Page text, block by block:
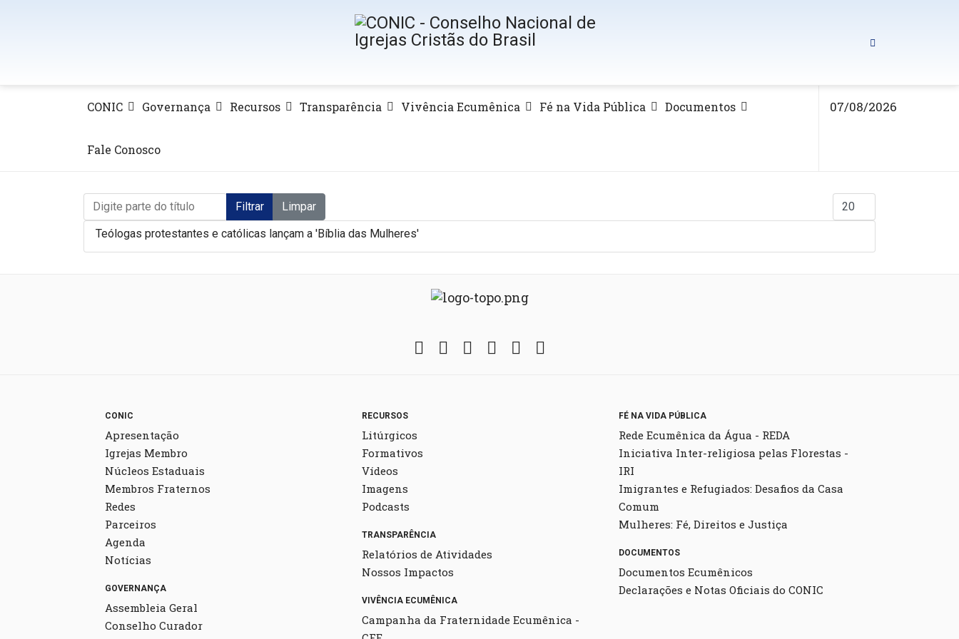
CONIC Governança Recursos Transparência Vivência Ecumênica Fé na Vida Pública Documentos
Fale Conosco
07/08/2026
Filtrar Limpar
Teólogas protestantes e católicas lançam a 'Bíblia das Mulheres'
Facebook
TwitterInstagramYouTube
Fickr
CONIC
Apresentação
Igrejas Membro
Núcleos Estaduais
Membros Fraternos
Redes
Parceiros
Agenda
Notícias
GOVERNANÇA
Assembleia Geral
Conselho Curador
RECURSOS
Litúrgicos
Formativos
Vídeos
Imagens
Podcasts
TRANSPARÊNCIA
Relatórios de Atividades
Nossos Impactos
VIVÊNCIA ECUMÊNICA
Campanha da Fraternidade Ecumênica -
FÉ NA VIDA PÚBLICA
Rede Ecumênica da Água - REDA
Iniciativa Inter-religiosa pelas Florestas -
IRI
Imigrantes e Refugiados: Desafios da Casa
Comum
Mulheres: Fé, Direitos e Justiça
DOCUMENTOS
Documentos Ecumênicos
Declarações e Notas Oficiais do CONIC